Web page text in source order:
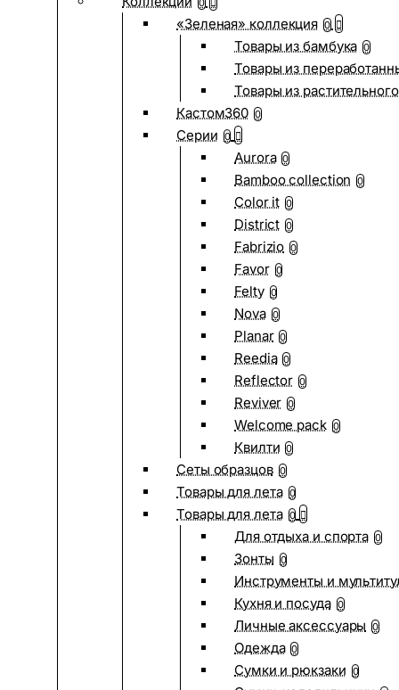
0
«Зеленая» коллекция 0
Товары из бамбука 0
Товары из
Товары из
Кастом360 0
Серии 0
Aurora 0
Bamboo collection 0
Color it 0
District 0
Fabrizio 0
Favor 0
Felty 0
Nova 0
Planar 0
Reedia 0
Reflector 0
Reviver 0
Welcome pack 0
Квилти 0
Сеты образцов 0
Товары для лета 0
Товары для лета 0
Для отдыха и спорта 0
Зонты 0
Инструменты и
Кухня и посуда 0
Личные аксессуары 0
Одежда 0
Сумки и рюкзаки 0